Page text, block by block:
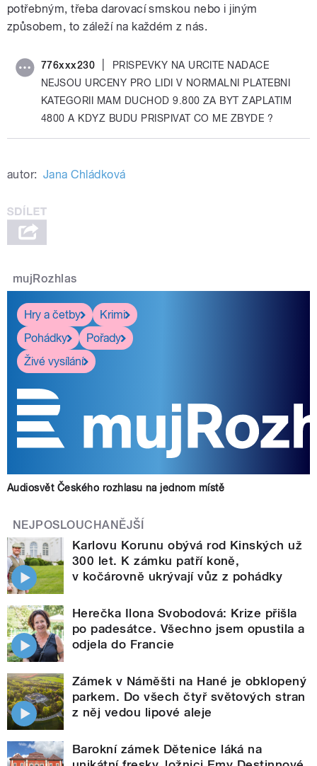
potřebným, třeba darovací smskou nebo i jiným
způsobem, to záleží na každém z nás.
776xxx230
PRISPEVKY NA URCITE NADACE
NEJSOU URCENY PRO LIDI V NORMALNI PLATEBNI
KATEGORII MAM DUCHOD 9.800 ZA BYT ZAPLATIM
4800 A KDYZ BUDU PRISPIVAT CO ME ZBYDE ?
autor: Jana Chládková
mujRozhlas
Hry a četby
Krimi
Pohádky
Pořady
Živé vysílání
Audiosvět Českého rozhlasu na jednom místě
NEJPOSLOUCHANĚJŠÍ
Karlovu Korunu obývá rod Kinských už
300 let. K zámku patří koně,
v kočárovně ukrývají vůz z pohádky
Herečka Ilona Svobodová: Krize přišla
po padesátce. Všechno jsem opustila a
odjela do Francie
Zámek v Náměšti na Hané je obklopený
parkem. Do všech čtyř světových stran
z něj vedou lipové aleje
Barokní zámek Dětenice láká na